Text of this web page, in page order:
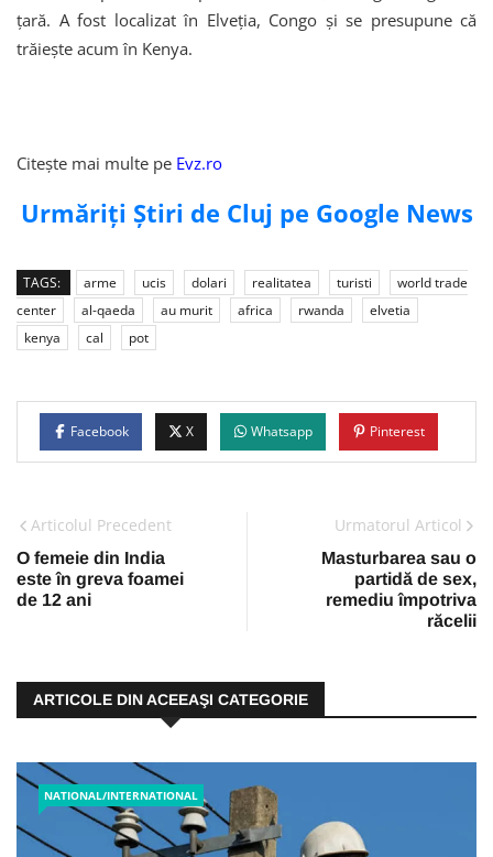
țară. A fost localizat în Elveția, Congo și se presupune că
trăiește acum în Kenya.
Citește mai multe pe Evz.ro
Urmăriți Știri de Cluj pe Google News
TAGS: arme ucis dolari realitatea turisti
world trade
center
al-qaeda au murit africa rwanda
elvetia
kenya
cal pot
Facebook X Whatsapp Pinterest
Articolul Precedent
O femeie din India
este în greva foamei
de 12 ani
Urmatorul Articol
Masturbarea sau o
partidă de sex,
remediu împotriva
răcelii
ARTICOLE DIN ACEEAŞI CATEGORIE
NATIONAL/INTERNATIONAL